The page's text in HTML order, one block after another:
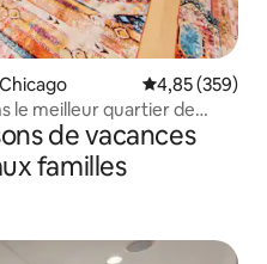
Évaluation
4,85 (359)
le meilleur quartier de
de vacances
familles